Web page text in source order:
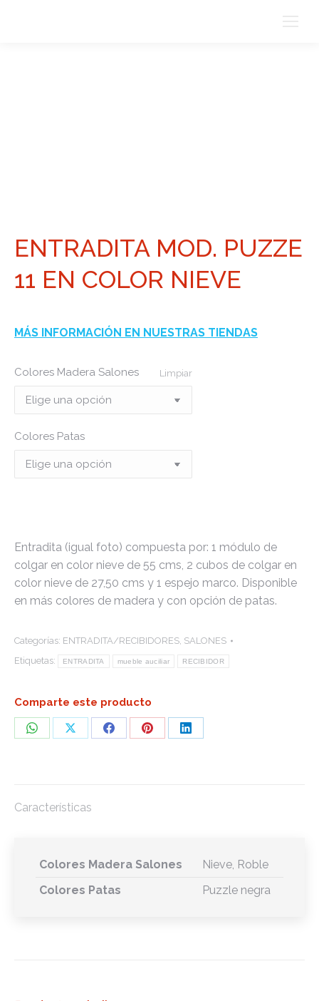
ENTRADITA MOD. PUZZE
11 EN COLOR NIEVE
MÁS INFORMACIÓN EN NUESTRAS TIENDAS
Colores Madera Salones
Colores Patas
Limpiar
Entradita (igual foto) compuesta por: 1 módulo de
colgar en color nieve de 55 cms, 2 cubos de colgar en
color nieve de 27,50 cms y 1 espejo marco. Disponible
en más colores de madera y con opción de patas.
Categorías: ENTRADITA/RECIBIDORES, SALONES
Etiquetas:
ENTRADITA mueble auciliar RECIBIDOR
Comparte este producto
Share
Share
Share
Share
Share
Características
Colores Madera Salones
Nieve, Roble
Colores Patas
Puzzle negra